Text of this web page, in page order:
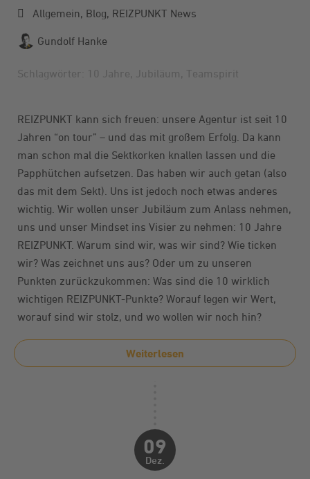
Allgemein, Blog, REIZPUNKT News
Gundolf Hanke
Schlagwörter: 10 Jahre Jubiläum Teamspirit
REIZPUNKT kann sich freuen: unsere Agentur ist seit 10
Jahren “on tour” – und das mit großem Erfolg. Da kann
man schon mal die Sektkorken knallen lassen und die
Papphütchen aufsetzen. Das haben wir auch getan (also
das mit dem Sekt). Uns ist jedoch noch etwas anderes
wichtig. Wir wollen unser Jubiläum zum Anlass nehmen,
uns und unser Mindset ins Visier zu nehmen: 10 Jahre
REIZPUNKT. Warum sind wir, was wir sind? Wie ticken
wir? Was zeichnet uns aus? Oder um zu unseren
Punkten zurückzukommen: Was sind die 10 wirklich
wichtigen REIZPUNKT-Punkte? Worauf legen wir Wert,
worauf sind wir stolz, und wo wollen wir noch hin?
Weiterlesen
09
Dez.